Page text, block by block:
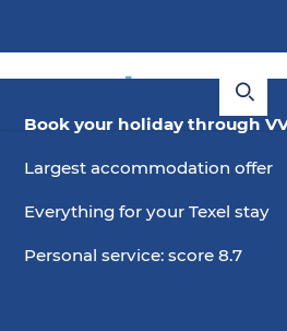
Book your holiday through
Largest accommodation offer
Everything for your Texel stay
Personal service: score 8.7